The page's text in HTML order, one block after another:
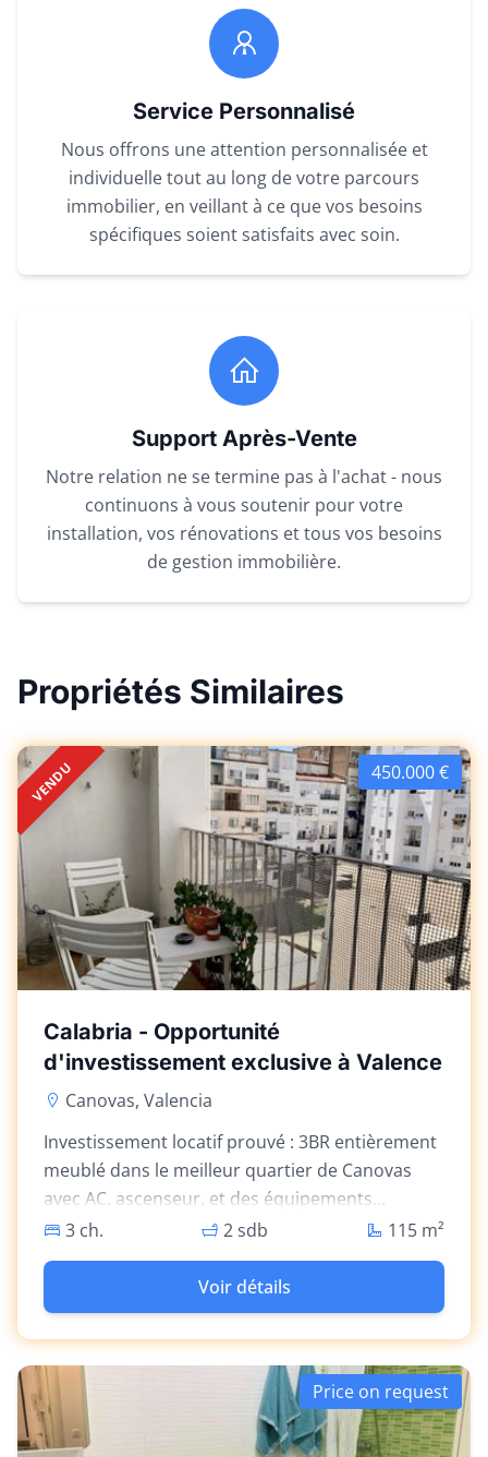
Service Personnalisé
Nous offrons une attention personnalisée et
individuelle tout au long de votre parcours
immobilier, en veillant à ce que vos besoins
spécifiques soient satisfaits avec soin.
Support Après-Vente
Notre relation ne se termine pas à l'achat - nous
continuons à vous soutenir pour votre
installation, vos rénovations et tous vos besoins
de gestion immobilière.
Propriétés Similaires
450.000 €
VENDU
Calabria - Opportunité
d'investissement exclusive à Valence
Canovas, Valencia
Investissement locatif prouvé : 3BR entièrement
meublé dans le meilleur quartier de Canovas
avec AC, ascenseur, et des équipements
modernes.
3 ch. 2 sdb 115 m²
Voir détails
Price on request